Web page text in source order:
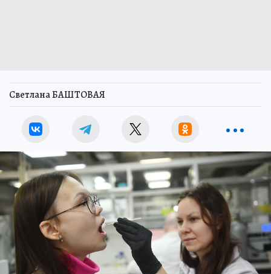
Светлана БАШТОВАЯ